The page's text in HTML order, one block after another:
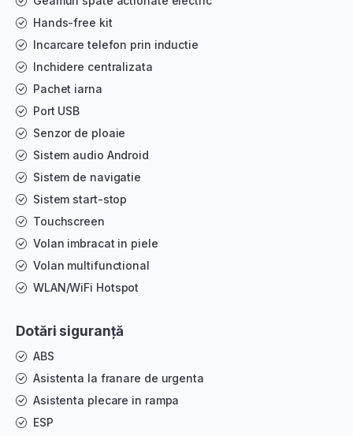
Hands-free kit
Incarcare telefon prin inductie
Inchidere centralizata
Pachet iarna
Port USB
Senzor de ploaie
Sistem audio Android
Sistem de navigatie
Sistem start-stop
Touchscreen
Volan imbracat in piele
Volan multifunctional
WLAN/WiFi Hotspot
Dotări siguranță
ABS
Asistenta la franare de urgenta
Asistenta plecare in rampa
ESP